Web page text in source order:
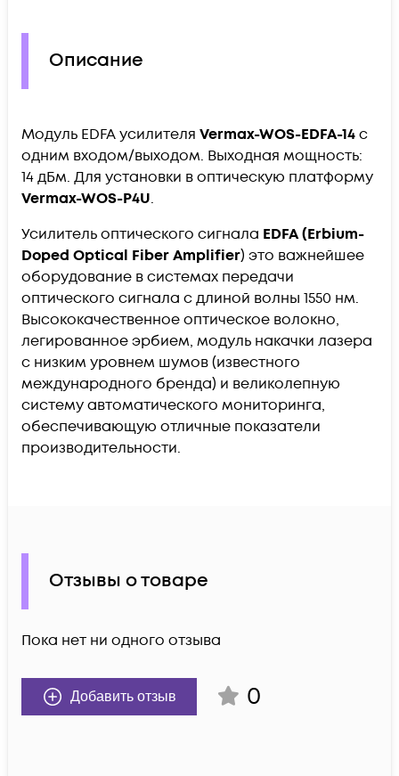
Описание
Модуль EDFA усилителя Vermax-WOS-EDFA-14c
одним входом/выходом. Выходная мощность:
14 дБм. Для установки в оптическую платформу
Vermax-WOS-P4U.
Усилитель оптического сигнала EDFA (Erbium-
Doped Optical Fiber Amplifier) это важнейшее
оборудование в системах передачи
оптического сигнала с длиной волны 1550 нм.
Высококачественное оптическое волокно,
легированное эрбием, модуль накачки лазера
с низким уровнем шумов (известного
международного бренда) и великолепную
систему автоматического мониторинга,
обеспечивающую отличные показатели
производительности.
Отзывы о товаре
Пока нет ни одного отзыва
Добавить отзыв 0